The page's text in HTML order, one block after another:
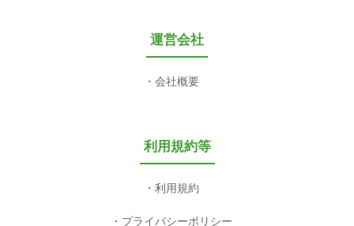
運営会社
会社概要
利用規約等
利用規約
プライバシーポリシー